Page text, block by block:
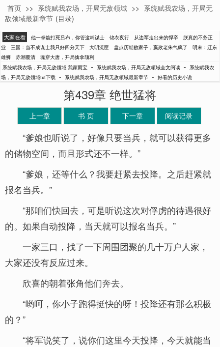
我家雨宝
首页 >> 系统赋我农场，开局无敌领域 >> 系统赋我农场，开局无
敌领域最新章节 (目录)
大家在看 他一拳能打死吕布，你管这叫谋士 锦衣夜行 从边军走出来的悍卒
朕真的不务正
业
三国：当不成谋士我只好四分天下 大明流匪 盘点历朝败家子，嬴政老朱气疯了
明末：辽东
雄狮
赤潮覆清
魂穿大唐，开局擒拿颉利
系统赋我农场，开局无敌领域 我家雨宝 - 系统赋我农场，开局无敌领域全文阅读 -
系统赋我农
场，开局无敌领域txt下载 - 系统赋我农场，开局无敌领域最新章节 - 好看的历史小说
第439章 绝世猛将
上一章 书 页 下一章 阅读记录
“爹娘也听说了，好像只要当兵，就可以获得更多
的储物空间，而且形式还不一样。”
“爹娘，还等什么？我要赶紧去投降。之后赶紧就
报名当兵。”
“那咱们快回去，可是听说这次对俘虏的待遇很好
的。如果自动投降，当天就可以报名当兵。”
一家三口，找了一下周围团聚的几十万户人家，
大家还没有反应过来。
欣喜的朝着张角他们奔去。
“哟呵，你小子跑得挺快的呀！投降还有那么积极
的？”
“将军说笑了，说你们这里今天投降，今天就能当